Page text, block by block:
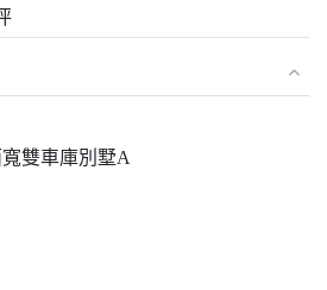
雙車庫別墅A